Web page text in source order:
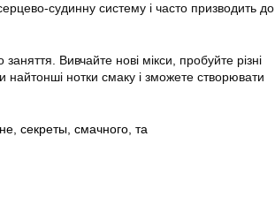
судинну систему і часто призводить до
Вивчайте нові мікси, пробуйте різні
найтонші нотки смаку і зможете створювати
, секреты, смачного, та